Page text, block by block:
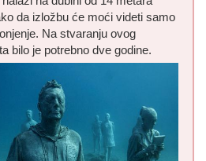
da izložbu će moći videti samo
Na stvaranju ovog
bilo je potrebno dve godine.